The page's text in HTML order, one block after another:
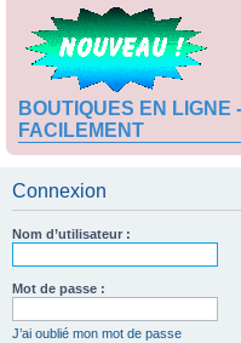
BOUTIQUES EN LIGNE
FACILEMENT
Connexion
Nom d’utilisateur :
Mot de passe :
J’ai oublié mon mot de passe